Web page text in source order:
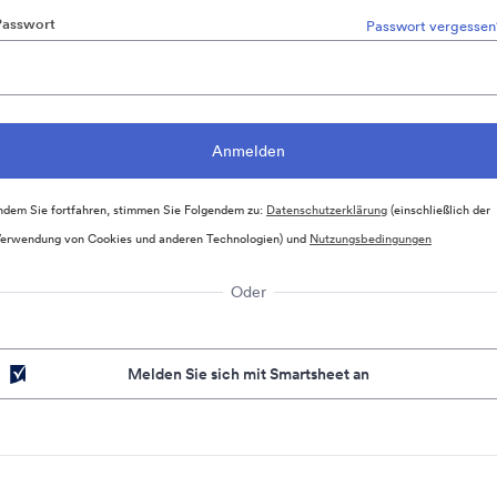
Passwort
Sie fortfahren, stimmen Sie Folgendem zu: Datenschutzerklärung(einschließlich der
von Cookies und anderen Technologien) und Nutzungsbedingungen
Oder
Melden Sie sich mit Smartsheet an